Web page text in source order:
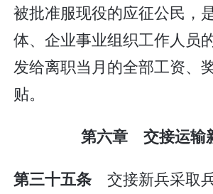
被批准服现役的应征公民，
体、企业事业组织工作人员
发给离职当月的全部工资、
贴。
第六章 交接运输
第三十五条 交接新兵采取